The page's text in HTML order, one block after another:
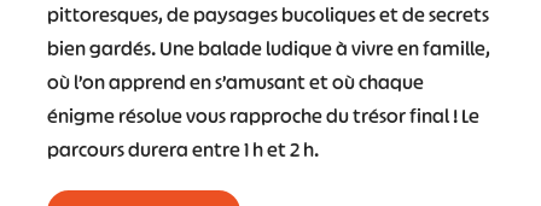
pittoresques, de paysages bucoliques et de secrets
bien gardés. Une balade ludique à vivre en famille,
où l’on apprend en s’amusant et où chaque
énigme résolue vous rapproche du trésor final ! Le
parcours durera entre 1 h et 2 h.